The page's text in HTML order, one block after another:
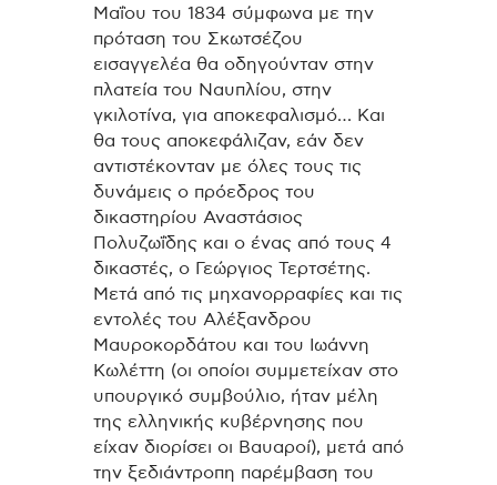
Μαΐου του 1834 σύμφωνα με την
πρόταση του Σκωτσέζου
εισαγγελέα θα οδηγούνταν στην
πλατεία του Ναυπλίου, στην
γκιλοτίνα, για αποκεφαλισμό… Και
θα τους αποκεφάλιζαν, εάν δεν
αντιστέκονταν με όλες τους τις
δυνάμεις ο πρόεδρος του
δικαστηρίου Αναστάσιος
Πολυζωΐδης και ο ένας από τους 4
δικαστές, ο Γεώργιος Τερτσέτης.
Μετά από τις μηχανορραφίες και τις
εντολές του Αλέξανδρου
Μαυροκορδάτου και του Ιωάννη
Κωλέττη (οι οποίοι συμμετείχαν στο
υπουργικό συμβούλιο, ήταν μέλη
της ελληνικής κυβέρνησης που
είχαν διορίσει οι Βαυαροί), μετά από
την ξεδιάντροπη παρέμβαση του